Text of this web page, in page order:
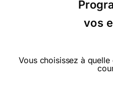
vos
Vous choisissez à